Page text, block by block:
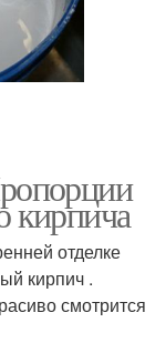
кирпича
отделке
кирпич .
смотрится